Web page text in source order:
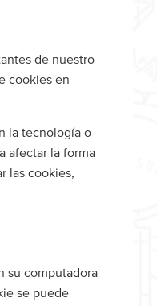
de nuestro
cookies en
la tecnología o
afectar la forma
las cookies,
su computadora
se puede